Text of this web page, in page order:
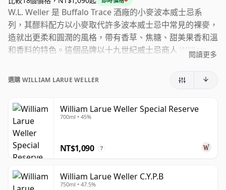
W.L. Weller 是 Buffalo Trace 酒廠的小麥波本威士忌系
列，其醪料配方以小麥取代許多波本威士忌中常見的裸麥，
造就出更柔和圓潤的風格，帶有香草、焦糖、甜美果香和溫
和香料的特色。這個品牌以十九世紀威士忌商人 William
品牌之一，不僅因其平易近人的酒廠風格而備受推崇，也因
核心系列遠不止於較早期的三款：Special Reserve、
Antique 107 和 12 Year Old。如今，Weller 系列還包括
Full Proof、Single Barrel 和 C.Y.P.B.，而 William Larue
Weller 則作為 Buffalo Trace Antique Collection 中的桶裝
強度、未稀釋未過濾的年度小麥波本威士忌單獨推出。這些
酒款共同展現了此風格的多樣性，從 Special Reserve 的輕
鬆甜美，到 Antique 107 的豐富結構，再到年度 William
閱讀更多
選購 WILLIAM LARUE WELLER
William Larue Weller Special Reserve
700ml • 45%
NT$1,090 ?
William Larue Weller C.Y.P.B
750ml • 47.5%